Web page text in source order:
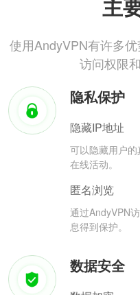
主
使用AndyVPN有许多优
访问权限
隐私保护
隐藏IP地址
可以隐藏用户
在线活动。
匿名浏览
通过AndyVPN
息得到保护。
数据安全